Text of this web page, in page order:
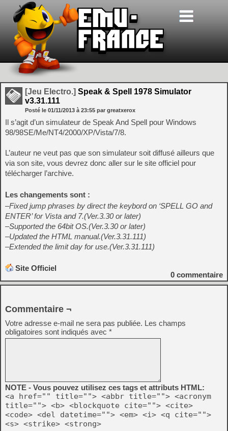
[Jeu Electro.] Speak & Spell 1978 Simulator
v3.31.111
Posté le 01/11/2013 à 23:55 par greatxerox
Il s’agit d’un simulateur de Speak And Spell pour Windows
98/98SE/Me/NT4/2000/XP/Vista/7/8.
L’auteur ne veut pas que son simulateur soit diffusé ailleurs que
via son site, vous devrez donc aller sur le site officiel pour
télécharger l’archive.
Les changements sont :
–Fixed jump phrases by direct the keybord on ‘SPELL GO and
ENTER’ for Vista and 7.(Ver.3.30 or later)
–Supported the 64bit OS.(Ver.3.30 or later)
–Updated the HTML manual.(Ver.3.31.111)
–Extended the limit day for use.(Ver.3.31.111)
Site Officiel
0 commentaire
Commentaire ¬
Votre adresse e-mail ne sera pas publiée. Les champs
obligatoires sont indiqués avec *
NOTE - Vous pouvez utilisez ces tags et attributs HTML:
<a href="" title=""> <abbr title=""> <acronym
title=""> <b> <blockquote cite=""> <cite>
<code> <del datetime=""> <em> <i> <q cite="">
<s> <strike> <strong>